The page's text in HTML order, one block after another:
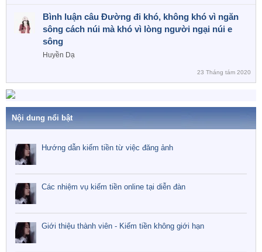
Bình luận câu Đường đi khó, không khó vì ngăn
sông cách núi mà khó vì lòng người ngại núi e
sông
Huyền Dạ
23 Tháng tám 2020
Nội dung nổi bật
Hướng dẫn kiếm tiền từ việc đăng ảnh
Các nhiệm vụ kiếm tiền online tại diễn đàn
Giới thiệu thành viên - Kiếm tiền không giới hạn